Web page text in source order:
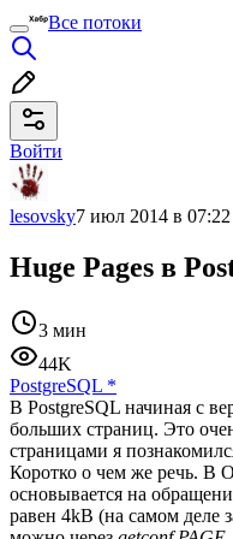
Все потоки
Войти
lesovsky7 июл 2014 в 07:22
Huge Pages в
3 мин
44K
PostgreSQL *
В PostgreSQL начиная с
больших страниц. Это
страницами я
Коротко о чем же речь. В
основывается на
равен 4kB (на самом деле